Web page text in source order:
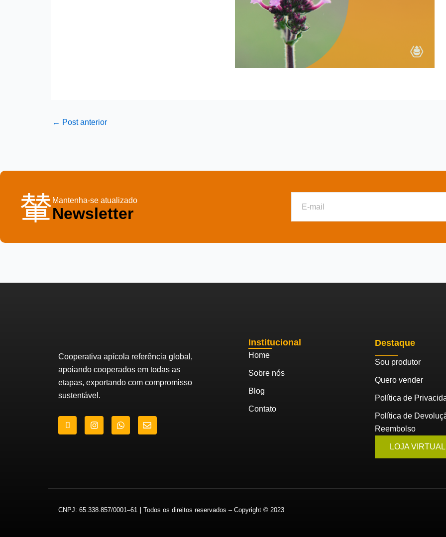
← Post anterior
Mantenha-se atualizado
Newsletter
Cooperativa apícola referência global,
apoiando cooperados em todas as
etapas, exportando com compromisso
sustentável.
J
k
i
b
k
I
n
s
m
W
h
a
E
n
v
Institucional
Home
Sobre nós
Blog
Contato
Destaque
Sou produtor
Quero vender
Política de
Política de
Reembolso
LOJA VIRTUAL
CNPJ: 65.338.857/0001–61 Todos os direitos reservados – Copyright © 2023